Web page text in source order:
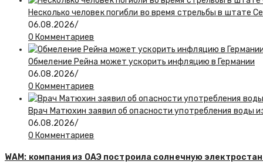
Несколько человек погибли во время стрельбы в штате
06.08.2026/
0 Комментариев
Обмеление Рейна может ускорить инфляцию в Германии
06.08.2026/
0 Комментариев
Врач Матюхин заявил об опасности употребления воды
06.08.2026/
0 Комментариев
WAM: компания из ОАЭ построила солнечную